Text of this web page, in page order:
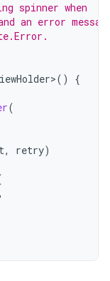
spinner when
an error
() {
(
, retry)
,